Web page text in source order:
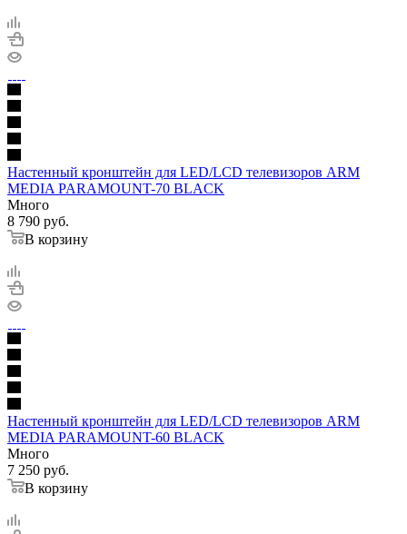
Настенный кронштейн для LED/LCD телевизоров ARM
MEDIA PARAMOUNT-70 BLACK
Много
8 790 руб.
В корзину
Настенный кронштейн для LED/LCD телевизоров ARM
MEDIA PARAMOUNT-60 BLACK
Много
7 250 руб.
В корзину